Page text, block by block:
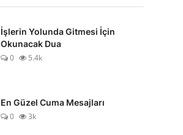
İşlerin Yolunda Gitmesi İçin
Okunacak Dua
0
5.4k
En Güzel Cuma Mesajları
0
3k